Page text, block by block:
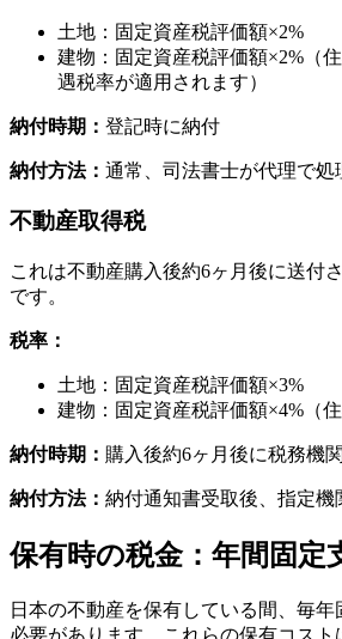
土地：固定資産税評価額×2%
建物：固定資産税評価額×2%（
遇税率が適用されます）
納付時期： 登記時に納付
納付方法： 通常、司法書士が代理で処
不動産取得税
これは不動産購入後約6ヶ月後に送付
です。
税率：
土地：固定資産税評価額×3%
建物：固定資産税評価額×4%（住
納付時期： 購入後約6ヶ月後に税務機
納付方法： 納付通知書受取後、指定機
保有時の税金：年間固定
日本の不動産を保有している間、毎
必要があります。これらの保有コスト